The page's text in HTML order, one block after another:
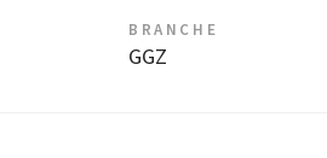
BRANCHE
GGZ